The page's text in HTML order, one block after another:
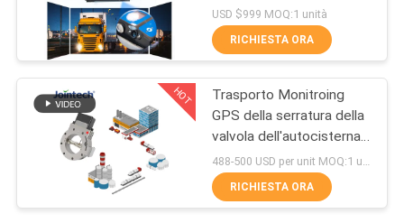
RICHIEDA
UNA
CITAZIONE
MAPPA
Lucchetto astuto di
Bluetooth
86
Jointech
USD $999 MOQ:1 unità
RICHIESTA ORA
HOT
Trasporto Monitroing
GPS della serratura della
valvola dell'autocisterna
dell'olio che posiziona
inseguimento
488-500 USD per unit MOQ:1 unità
RICHIESTA ORA